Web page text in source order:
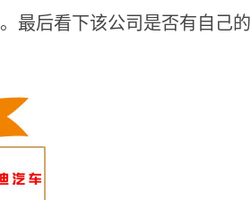
。最后看下该公司是否有自己的